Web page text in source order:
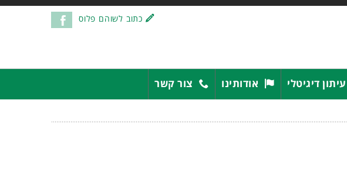
כתוב לשוהם פלוס
עיתון דיגיטלי אודותינו צור קשר